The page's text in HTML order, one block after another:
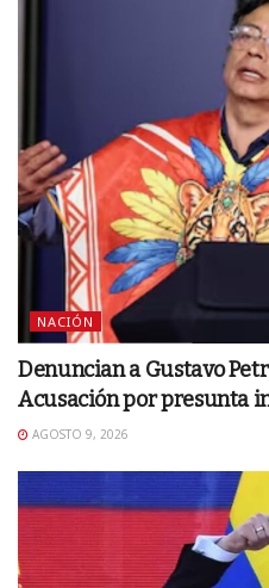
NACIÓN
Denuncian a Gustavo
Acusación por presunta
AGOSTO 9, 2026